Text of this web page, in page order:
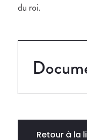
du roi.
Retour à la